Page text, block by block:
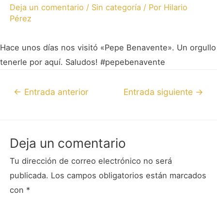
Deja un comentario / Sin categoría / Por Hilario
Pérez
Hace unos días nos visitó «Pepe Benavente». Un orgullo
tenerle por aquí. Saludos! #pepebenavente
← Entrada anterior Entrada siguiente →
Deja un comentario
Tu dirección de correo electrónico no será
publicada. Los campos obligatorios están marcados
con *